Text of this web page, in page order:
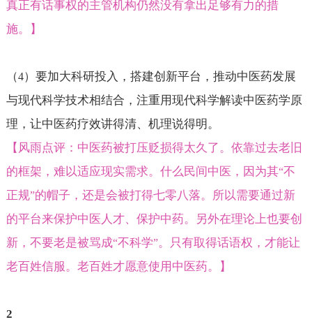
真正有话事权的主管机构仍然没有拿出足够有力的措
施。】
（4）要加大科研投入，搭建创新平台，推动中医药发展
与现代科学技术相结合，注重用现代科学解读中医药学原
理，让中医药疗效讲得清、机理说得明。
【风雨点评：中医药被打压贬损得太久了。依靠过去老旧
的框架，难以适应现实需求。什么民间中医，因为其“不
正规”的帽子，还是会被打得七零八落。所以需要通过新
的平台来保护中医人才、保护中药。另外在理论上也要创
新，不要老是被骂成“不科学”。只有取得话语权，才能让
老百姓信服。老百姓才愿意使用中医药。】
2